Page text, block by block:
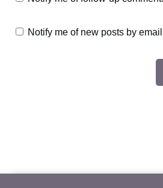
Notify me of new posts by